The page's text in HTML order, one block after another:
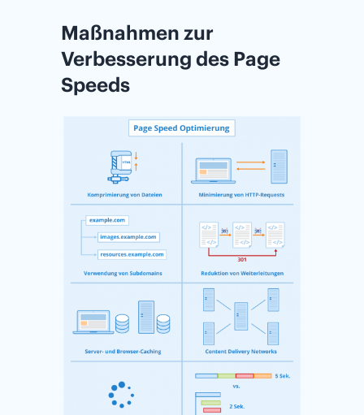
Maßnahmen zur
Verbesserung des Page
Speeds